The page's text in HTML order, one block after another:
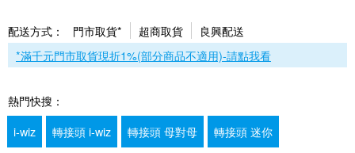
配送方式： 門市取貨* 超商取貨
良興配送
*滿千元門市取貨現折1%(部分商品不適用)-請點我看
熱門快搜：
i-wiz
轉接頭 i-wiz 轉接頭 母對母 轉接頭 迷你